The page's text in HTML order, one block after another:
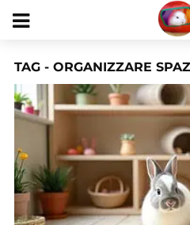
TAG - ORGANIZZARE